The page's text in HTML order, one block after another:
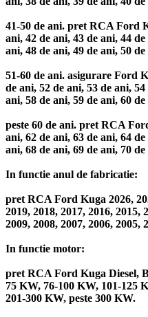
41-50 de ani. pret RCA Ford
ani, 42 de ani, 43 de ani, 44
ani, 48 de ani, 49 de ani, 50
51-60 de ani. asigurare Ford
de ani, 52 de ani, 53 de ani,
ani, 58 de ani, 59 de ani, 60
peste 60 de ani. pret RCA
ani, 62 de ani, 63 de ani, 64
ani, 68 de ani, 69 de ani, 70
In functie anul de fabricatie:
pret RCA Ford Kuga 2026,
2019, 2018, 2017, 2016, 2015,
2009, 2008, 2007, 2006, 2005,
In functie motor:
pret RCA Ford Kuga Diesel,
75 KW, 76-100 KW, 101-125
201-300 KW, peste 300 KW.